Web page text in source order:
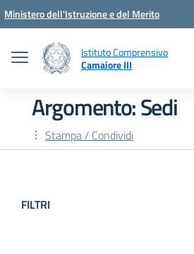
Vai ai contenuti
Vai al menu di navigazione
Vai al footer
Ministero dell'Istruzione e del Merito
Istituto Comprensivo
Camaiore III
Argomento: Sedi
Stampa / Condividi
FILTRI